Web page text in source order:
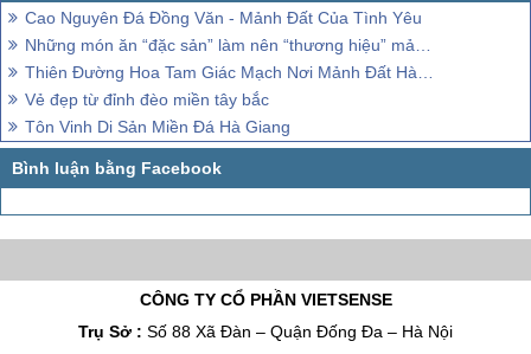
Cao Nguyên Đá Đồng Văn - Mảnh Đất Của Tình Yêu
Những món ăn “đặc sản” làm nên “thương hiệu” mảnh đất Hà Giang
Thiên Đường Hoa Tam Giác Mạch Nơi Mảnh Đất Hà Giang
Vẻ đẹp từ đỉnh đèo miền tây bắc
Tôn Vinh Di Sản Miền Đá Hà Giang
CÔNG TY CỔ PHẦN VIETSENSE
Trụ Sở : Số 88 Xã Đàn – Quận Đống Đa – Hà Nội